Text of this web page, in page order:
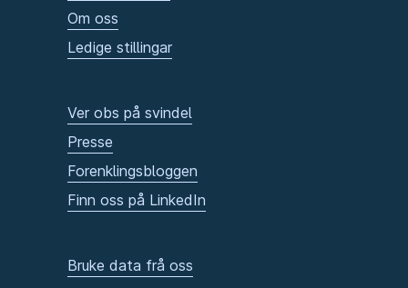
Om oss
Ledige stillingar
Ver obs på svindel
Presse
Forenklingsbloggen
Finn oss på LinkedIn
Bruke data frå oss